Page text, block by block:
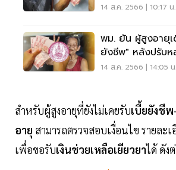
14 ส.ค. 2566 | 10:17 น.
พม. ยัน ผู้สูงอายุเ
ยังชีพ" หลังปรับ
14 ส.ค. 2566 | 14:05 น.
สำหรับผู้สูงอายุที่ยังไม่เคยรับเบี้ยยังชีพ
อายุ สามารถตรวจสอบเงื่อนไข รายละ
เพื่อขอรับเงินช่วยเหลือเยียวยาได้ ดัง